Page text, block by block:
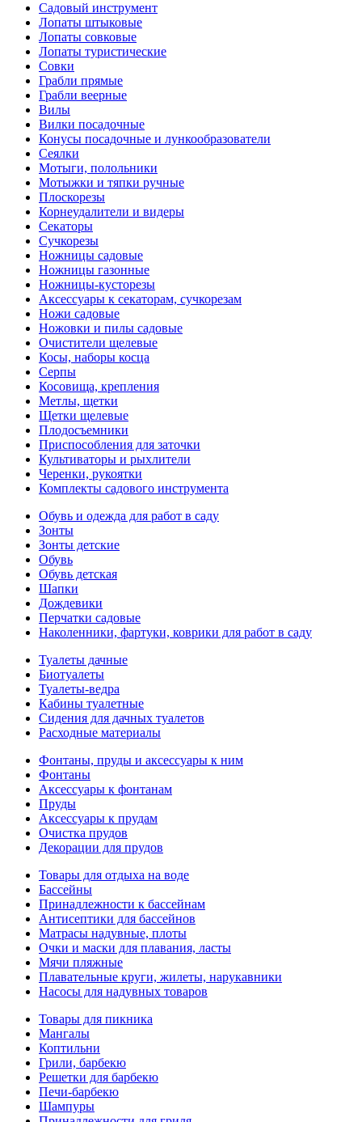
Садовый инструмент
Лопаты штыковые
Лопаты совковые
Лопаты туристические
Совки
Грабли прямые
Грабли веерные
Вилы
Вилки посадочные
Конусы посадочные и лункообразователи
Сеялки
Мотыги, полольники
Мотыжки и тяпки ручные
Плоскорезы
Корнеудалители и видеры
Секаторы
Сучкорезы
Ножницы садовые
Ножницы газонные
Ножницы-кусторезы
Аксессуары к секаторам, сучкорезам
Ножи садовые
Ножовки и пилы садовые
Очистители щелевые
Косы, наборы косца
Серпы
Косовища, крепления
Метлы, щетки
Щетки щелевые
Плодосъемники
Приспособления для заточки
Культиваторы и рыхлители
Черенки, рукоятки
Комплекты садового инструмента
Обувь и одежда для работ в саду
Зонты
Зонты детские
Обувь
Обувь детская
Шапки
Дождевики
Перчатки садовые
Наколенники, фартуки, коврики для работ в саду
Туалеты дачные
Биотуалеты
Туалеты-ведра
Кабины туалетные
Сидения для дачных туалетов
Расходные материалы
Фонтаны, пруды и аксессуары к ним
Фонтаны
Аксессуары к фонтанам
Пруды
Аксессуары к прудам
Очистка прудов
Декорации для прудов
Товары для отдыха на воде
Бассейны
Принадлежности к бассейнам
Антисептики для бассейнов
Матраcы надувные, плоты
Очки и маски для плавания, ласты
Мячи пляжные
Плавательные круги, жилеты, нарукавники
Насосы для надувных товаров
Товары для пикника
Мангалы
Коптильни
Грили, барбекю
Решетки для барбекю
Печи-барбекю
Шампуры